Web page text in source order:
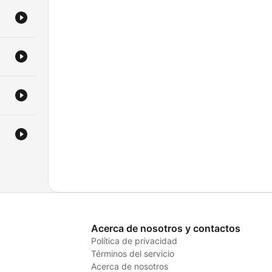
Acerca de nosotros y contactos
Política de privacidad
Términos del servicio
Acerca de nosotros